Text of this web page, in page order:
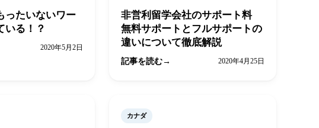
ったいないワー
いる！？
2020年5月2日
非営利留学会社のサポート料
無料サポートとフルサポートの
違いについて徹底解説
記事を読む 2020年4月25日
カナダ